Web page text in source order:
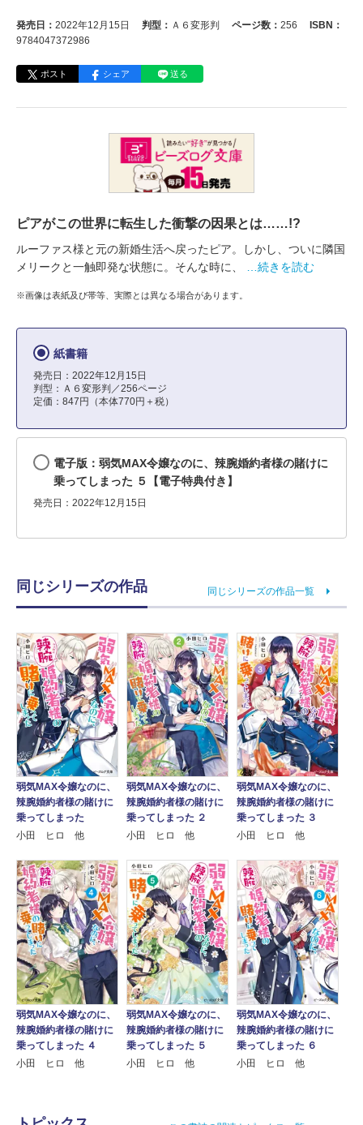
発売日： 2022年12月15日 判型： Ａ６変形判 ページ数： 256
ISBN：
9784047372986
ポスト シェア 送る
ピアがこの世界に転生した衝撃の因果とは……!?
ルーファス様と元の新婚生活へ戻ったピア。しかし、ついに隣国
メリークと一触即発な状態に。そんな時に、
…続きを読む
※画像は表紙及び帯等、実際とは異なる場合があります。
紙書籍
発売日：2022年12月15日
判型：Ａ６変形判／256ページ
定価：847円（本体770円＋税）
電子版：弱気MAX令嬢なのに、辣腕婚約者様の賭けに
乗ってしまった ５【電子特典付き】
発売日：2022年12月15日
同じシリーズの作品 同じシリーズの作品一覧
弱気MAX令嬢なのに、
辣腕婚約者様の賭けに
乗ってしまった
小田 ヒロ 他
弱気MAX令嬢なのに、
辣腕婚約者様の賭けに
乗ってしまった ２
小田 ヒロ 他
弱気MAX令嬢なのに、
辣腕婚約者様の賭けに
乗ってしまった ３
小田 ヒロ 他
弱気MAX令嬢なのに、
辣腕婚約者様の賭けに
乗ってしまった ４
小田 ヒロ 他
弱気MAX令嬢なのに、
辣腕婚約者様の賭けに
乗ってしまった ５
小田 ヒロ 他
弱気MAX令嬢なのに、
辣腕婚約者様の賭けに
乗ってしまった ６
小田 ヒロ 他